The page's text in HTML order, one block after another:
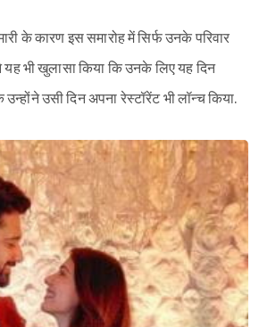
के कारण इस समारोह में सिर्फ उनके परिवार
भी खुलासा किया कि उनके लिए यह दिन
उसी दिन अपना रेस्टॉरेंट भी लॉन्च किया.